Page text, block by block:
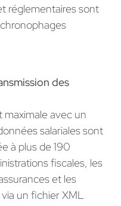
réglementaires sont
des
avec un
salariales sont
à plus de 190
fiscales, les
et les
un fichier XML